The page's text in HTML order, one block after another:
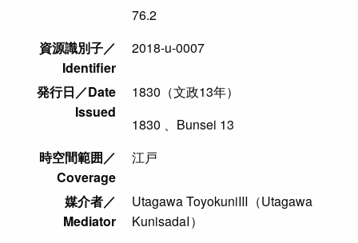
76.2
資源識別子／
Identifier
2018-u-0007
発行日／Date
Issued
1830（文政13年）
1830 、Bunsei 13
時空間範囲／
Coverage
江戸
媒介者／
Mediator
Utagawa ToyokuniⅢ（Utagawa
KunisadaⅠ）